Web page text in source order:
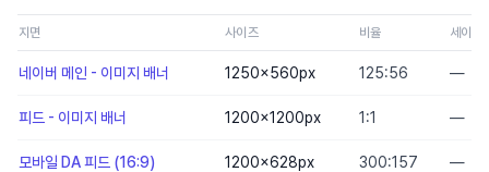
지면 사이즈 비율 세이프
네이버 메인 - 이미지 배너 1250×560px 125:56 —
피드 - 이미지 배너 1200×1200px 1:1 —
모바일 DA 피드 (16:9) 1200×628px 300:157 —